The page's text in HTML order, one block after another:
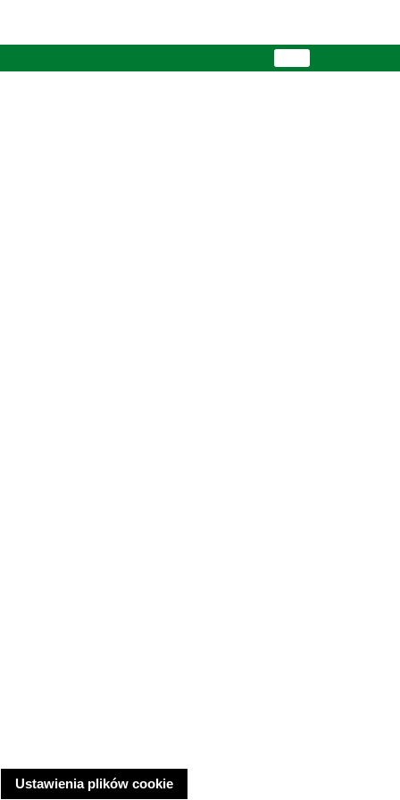
Ustawienia plików cookie